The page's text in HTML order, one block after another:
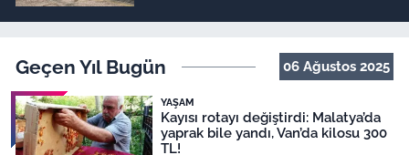
Geçen Yıl Bugün 06 Ağustos 2025
YAŞAM
Kayısı rotayı değiştirdi: Malatya’da
yaprak bile yandı, Van’da kilosu 300
TL!